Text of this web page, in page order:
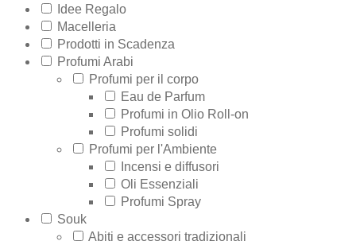
Idee Regalo
Macelleria
Prodotti in Scadenza
Profumi Arabi
Profumi per il corpo
Eau de Parfum
Profumi in Olio Roll-on
Profumi solidi
Profumi per l'Ambiente
Incensi e diffusori
Oli Essenziali
Profumi Spray
Souk
Abiti e accessori tradizionali